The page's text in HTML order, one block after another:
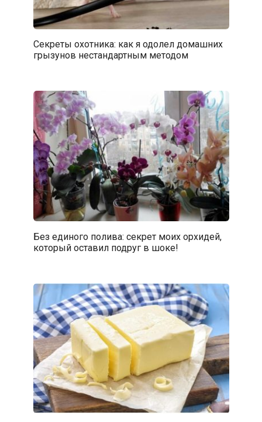
Секреты охотника: как я одолел домашних
грызунов нестандартным методом
Без единого полива: секрет моих орхидей,
который оставил подруг в шоке!